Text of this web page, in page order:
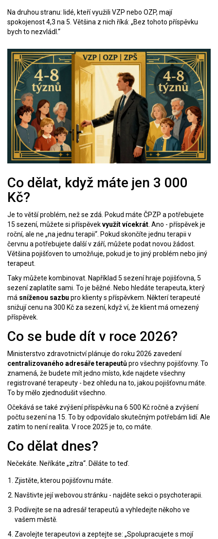
Na druhou stranu: lidé, kteří využili VZP nebo OZP, mají
spokojenost 4,3 na 5. Většina z nich říká: „Bez tohoto příspěvku
bych to nezvládl.“
Co dělat, když máte jen 3 000
Kč?
Je to větší problém, než se zdá. Pokud máte ČPZP a potřebujete
15 sezení, můžete si příspěvekvyužít vícekrát. Ano - příspěvek je
roční, ale ne „na jednu terapii“. Pokud skončíte jednu terapii v
červnu a potřebujete další v září, můžete podat novou žádost.
Většina pojišťoven to umožňuje, pokud je to jiný problém nebo jiný
terapeut.
Taky můžete kombinovat. Například 5 sezení hraje pojišťovna, 5
sezení zaplatíte sami. To je běžné. Nebo hledáte terapeuta, který
má sníženou sazbu pro klienty s příspěvkem. Některí terapeuté
snižují cenu na 300 Kč za sezení, když ví, že klient má omezený
příspěvek.
Co se bude dít v roce 2026?
Ministerstvo zdravotnictví plánuje do roku 2026 zavedení
centralizovaného adresáře terapeutůpro všechny pojišťovny. To
znamená, že budete mít jedno místo, kde najdete všechny
registrované terapeuty - bez ohledu na to, jakou pojišťovnu máte.
To by mělo zjednodušit všechno.
Očekává se také zvýšení příspěvku na 6 500 Kč ročně a zvýšení
počtu sezení na 15. To by odpovídalo skutečným potřebám lidí. Ale
zatím to není realita. V roce 2025 je to, co máte.
Co dělat dnes?
Nečekáte. Neříkáte „zítra“. Děláte to teď.
Zjistěte, kterou pojišťovnu máte.
Navštivte její webovou stránku - najděte sekci o psychoterapii.
Podívejte se na adresář terapeutů a vyhledejte někoho ve
vašem městě.
Zavolejte terapeutovi a zeptejte se: „Spolupracujete s mojí